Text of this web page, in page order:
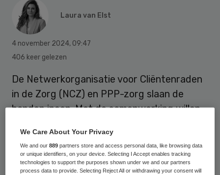
Laura van Elst
4 november 2024, 09:47
406 keer gelezen
De Netwerkorganisatie voor Cliëntenraden
in de Zorg (NCZ) en PPP-zorg slaan de
handen ineen. Met de samenwerking willen
uitbreiden en meer variatie, verdieping en
maatwerk bieden.
We Care About Your Privacy
We and our889 partners store and access personal data, like browsing data
or unique identifiers, on your device. Selecting I Accept enables tracking
technologies to support the purposes shown under we and our partners
process data to provide. Selecting Reject All or withdrawing your consent will